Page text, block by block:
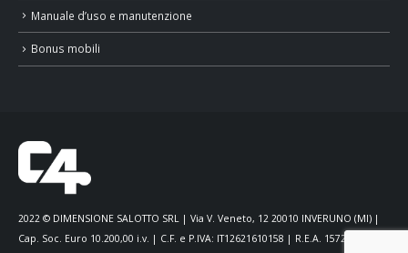
Manuale d’uso e manutenzione
Bonus mobili
2022 © DIMENSIONE SALOTTO SRL | Via V. Veneto, 12 20010 INVERUNO (MI) |
Cap. Soc. Euro 10.200,00 i.v. | C.F. e P.IVA: IT12621610158 | R.E.A. 1572545 |